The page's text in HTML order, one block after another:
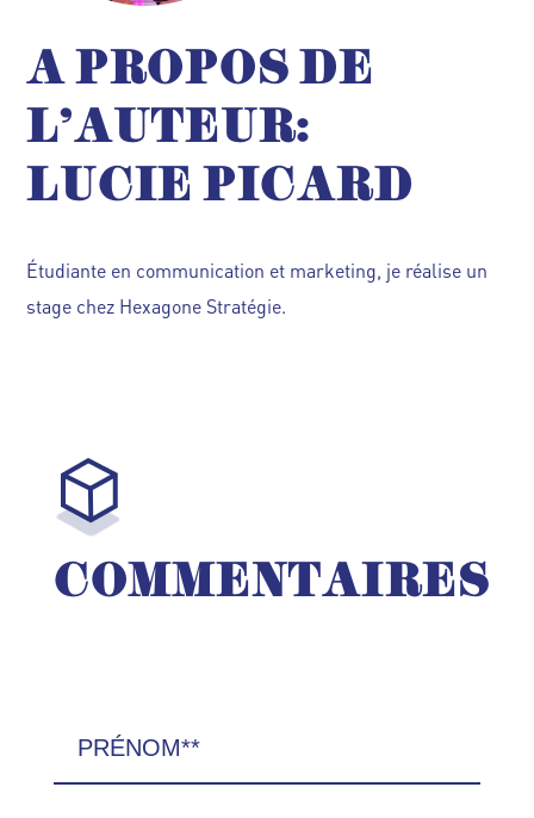
A PROPOS DE
L'AUTEUR:
LUCIE PICARD
Étudiante en communication et marketing, je réalise un
stage chez Hexagone Stratégie.
COMMENTAIRES